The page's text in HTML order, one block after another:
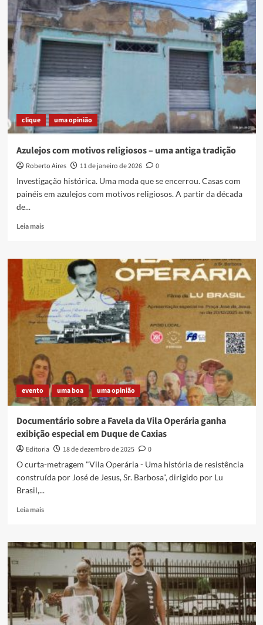
das
periferias!
clique uma opinião
Azulejos com motivos religiosos – uma antiga tradição
Roberto Aires 11 de janeiro de 2026
0
Investigação histórica. Uma moda que se encerrou. Casas com
painéis em azulejos com motivos religiosos. A partir da década
de...
Leia maisRead
Azulejos
com
motivos
religiosos
–
uma
antiga
tradição
evento uma boa uma opinião
Documentário sobre a Favela da Vila Operária ganha
exibição especial em Duque de Caxias
Editoria 18 de dezembro de 2025
0
O curta-metragem "Vila Operária - Uma história de resistência
construída por José de Jesus, Sr. Barbosa", dirigido por Lu
Brasil,...
Leia maisRead
Documentário
sobre
Favela
da
Vila
Operária
ganha